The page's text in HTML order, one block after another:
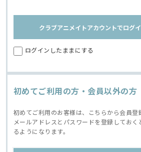
クラブアニメイトアカウントでログ
ログインしたままにする
初めてご利用の方・会員以外の方
初めてご利用のお客様は、こちらから会員登
メールアドレスとパスワードを登録しておく
るようになります。